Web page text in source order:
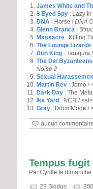
James White and
8 Eyed Spy : Lazy
DNA : Horse /DNA
Glenn Branca :
Massacre : Killing
The Lounge Lizards
Don King : Tanajura
The Del Byzanteens
Noise 2
Sexual
Martin Rev : Jomo /
Dark Day : The
Ike Yard : NCR / <st>
Gray : Drum Mode /
aucun commentaire
Tempus fugit
Par Cyrille le
23 Skidoo